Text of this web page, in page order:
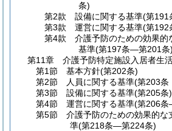
条)
第2款
設備に関する基準(第191
第3款
運営に関する基準(第192
第4款
介護予防のための効果的
基準(第197条―第201条)
第11章
介護予防特定施設入居者生
第1節
基本方針(第202条)
第2節
人員に関する基準(第203条
第3節
設備に関する基準(第205条)
第4節
運営に関する基準(第206
第5節
介護予防のための効果的な
準(第218条―第224条)